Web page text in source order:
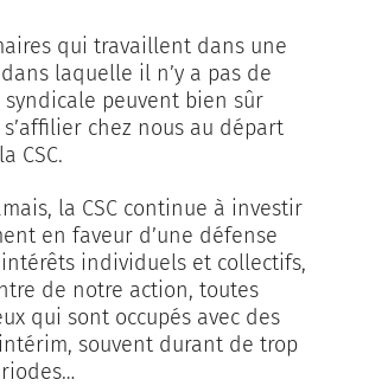
qui travaillent dans une
laquelle il n’y a pas de
peuvent bien sûr
chez nous au départ
CSC.
la CSC continue à investir
en faveur d’une défense
individuels et collectifs,
de notre action, toutes
qui sont occupés avec des
souvent durant de trop